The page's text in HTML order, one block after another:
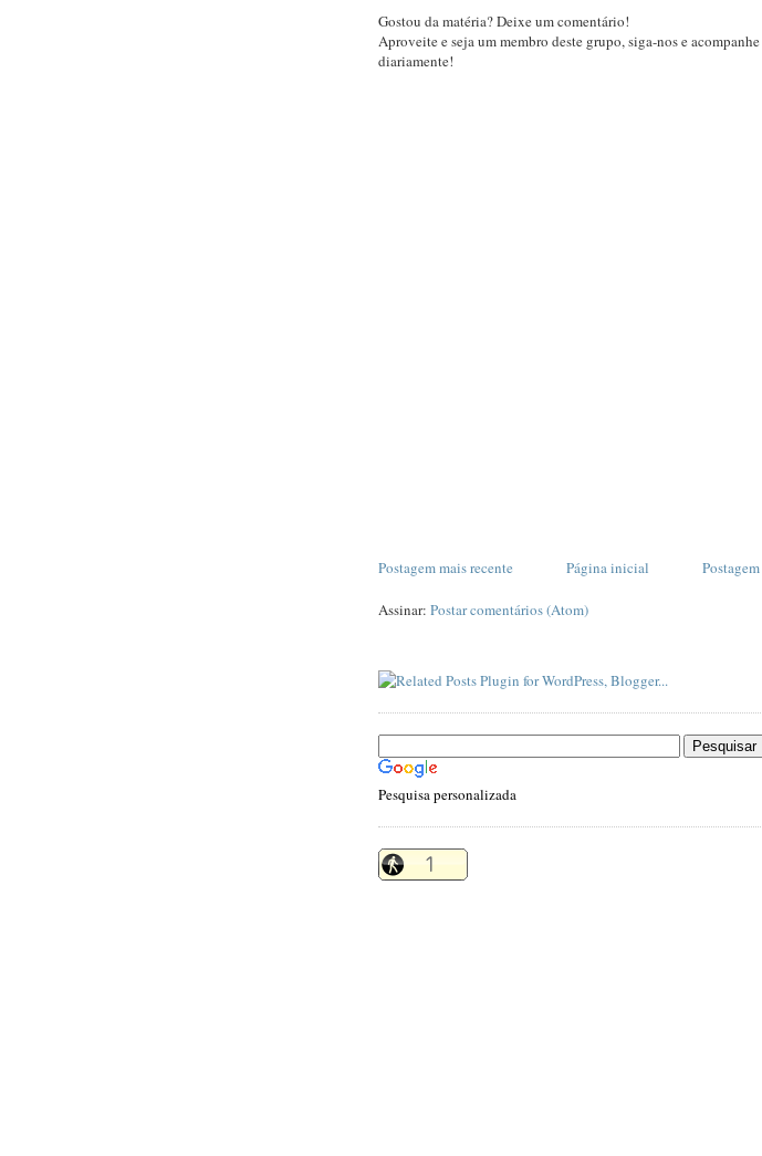
Gostou da matéria? Deixe um comentário!
Aproveite e seja um membro deste grupo, siga-nos e
diariamente!
Postagem mais recente Página inicial
Assinar: Postar comentários (Atom)
Pesquisa personalizada